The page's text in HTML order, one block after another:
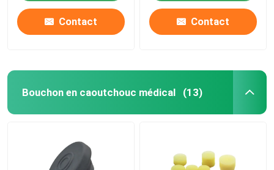
Contact Contact
Bouchon en caoutchouc médical (13)